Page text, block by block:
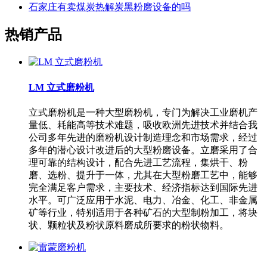
石家庄有卖煤炭热解炭黑粉磨设备的吗
热销产品
LM 立式磨粉机
立式磨粉机是一种大型磨粉机，专门为解决工业磨机产
量低、耗能高等技术难题，吸收欧洲先进技术并结合我
公司多年先进的磨粉机设计制造理念和市场需求，经过
多年的潜心设计改进后的大型粉磨设备。立磨采用了合
理可靠的结构设计，配合先进工艺流程，集烘干、粉
磨、选粉、提升于一体，尤其在大型粉磨工艺中，能够
完全满足客户需求，主要技术、经济指标达到国际先进
水平。可广泛应用于水泥、电力、冶金、化工、非金属
矿等行业，特别适用于各种矿石的大型制粉加工，将块
状、颗粒状及粉状原料磨成所要求的粉状物料。